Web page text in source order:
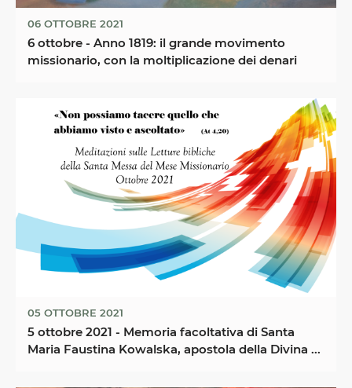
06 OTTOBRE 2021
6 ottobre - Anno 1819: il grande movimento
missionario, con la moltiplicazione dei denari
05 OTTOBRE 2021
5 ottobre 2021 - Memoria facoltativa di Santa
Maria Faustina Kowalska, apostola della Divina ...